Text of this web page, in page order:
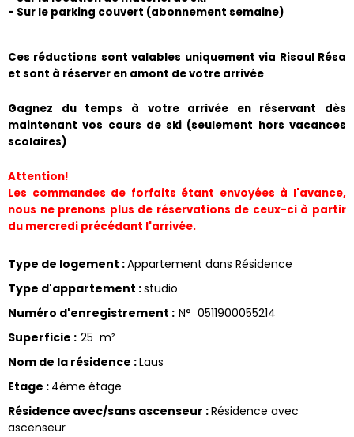
- Sur le parking couvert (abonnement semaine)
​Ces réductions sont valables uniquement via Risoul Résa
et sont à réserver en amont de votre arrivée
Gagnez du temps à votre arrivée en réservant dès
maintenant vos cours de ski (seulement hors vacances
scolaires)
Attention!
Les commandes de forfaits étant envoyées à l'avance,
nous ne prenons plus de réservations de ceux-ci à partir
du mercredi précédant l'arrivée.
Type de logement :Appartement dans Résidence
Type d'appartement :studio
Numéro d'enregistrement : N° 0511900055214
Superficie : 25 m²
Nom de la résidence :Laus
Etage : 4éme étage
Résidence avec/sans ascenseur :Résidence avec
ascenseur